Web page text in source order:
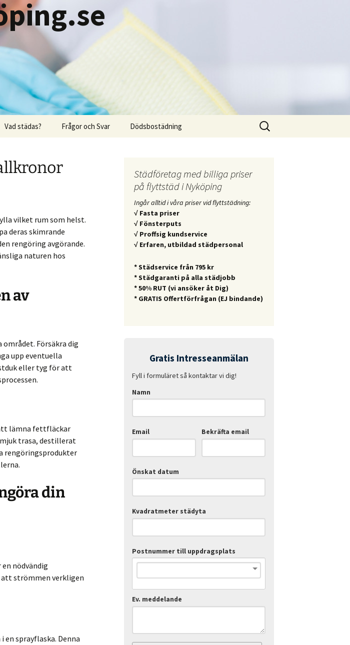
Vad städas? Frågor och Svar Dödsbostädning
Sök
efter:
vilket rum som helst.
deras skimrande
rengöring avgörande.
naturen hos
av
Försäkra dig
upp eventuella
eller tyg för att
lämna fettfläckar
trasa, destillerat
rengöringsprodukter
din
nödvändig
strömmen verkligen
sprayflaska. Denna
Städföretag med billiga priser
på flyttstäd i Nyköping
Ingår alltid i våra priser vid flyttstädning:
√ Fasta priser
√ Fönsterputs
√ Proffsig kundservice
√ Erfaren, utbildad städpersonal
* Städservice från 795 kr
* Städgaranti på alla städjobb
* 50% RUT (vi ansöker åt Dig)
* GRATIS Offertförfrågan (EJ bindande)
Gratis Intresseanmälan
Fyll i formuläret så kontaktar vi dig!
Namn
Email Bekräfta email
Önskat datum
Kvadratmeter städyta
Postnummer till uppdragsplats
Ev. meddelande